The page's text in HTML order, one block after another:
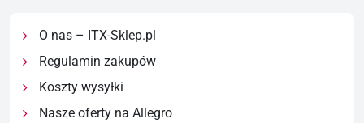
O nas – ITX-Sklep.pl
Regulamin zakupów
Koszty wysyłki
Nasze oferty na Allegro